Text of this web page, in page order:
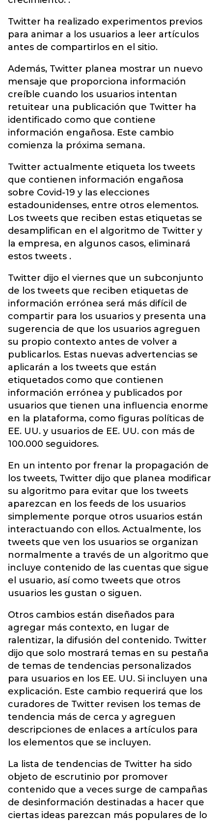
Twitter ha realizado experimentos previos
para animar a los usuarios a leer artículos
antes de compartirlos en el sitio.
Además, Twitter planea mostrar un nuevo
mensaje que proporciona información
creíble cuando los usuarios intentan
retuitear una publicación que Twitter ha
identificado como que contiene
información engañosa. Este cambio
comienza la próxima semana.
Twitter actualmente etiqueta los tweets
que contienen información engañosa
sobre Covid-19 y las elecciones
estadounidenses, entre otros elementos.
Los tweets que reciben estas etiquetas se
desamplifican en el algoritmo de Twitter y
la empresa, en algunos casos, eliminará
estos tweets .
Twitter dijo el viernes que un subconjunto
de los tweets que reciben etiquetas de
información errónea será más difícil de
compartir para los usuarios y presenta una
sugerencia de que los usuarios agreguen
su propio contexto antes de volver a
publicarlos. Estas nuevas advertencias se
aplicarán a los tweets que están
etiquetados como que contienen
información errónea y publicados por
usuarios que tienen una influencia enorme
en la plataforma, como figuras políticas de
EE. UU. y usuarios de EE. UU. con más de
100.000 seguidores.
En un intento por frenar la propagación de
los tweets, Twitter dijo que planea modificar
su algoritmo para evitar que los tweets
aparezcan en los feeds de los usuarios
simplemente porque otros usuarios están
interactuando con ellos. Actualmente, los
tweets que ven los usuarios se organizan
normalmente a través de un algoritmo que
incluye contenido de las cuentas que sigue
el usuario, así como tweets que otros
usuarios les gustan o siguen.
Otros cambios están diseñados para
agregar más contexto, en lugar de
ralentizar, la difusión del contenido. Twitter
dijo que solo mostrará temas en su pestaña
de temas de tendencias personalizados
para usuarios en los EE. UU. Si incluyen una
explicación. Este cambio requerirá que los
curadores de Twitter revisen los temas de
tendencia más de cerca y agreguen
descripciones de enlaces a artículos para
los elementos que se incluyen.
La lista de tendencias de Twitter ha sido
objeto de escrutinio por promover
contenido que a veces surge de campañas
de desinformación destinadas a hacer que
ciertas ideas parezcan más populares de lo